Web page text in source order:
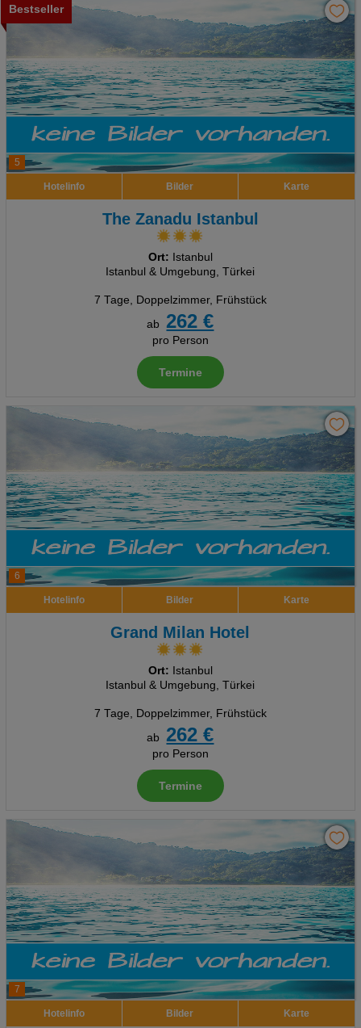
5
Bestseller
Hotelinfo Bilder Karte
The Zanadu Istanbul
Ort: Istanbul
Istanbul & Umgebung, Türkei
7 Tage, Doppelzimmer, Frühstück
ab
262 €
pro Person
Termine
6
Hotelinfo Bilder Karte
Grand Milan Hotel
Ort: Istanbul
Istanbul & Umgebung, Türkei
7 Tage, Doppelzimmer, Frühstück
ab
262 €
pro Person
Termine
7
Hotelinfo Bilder Karte